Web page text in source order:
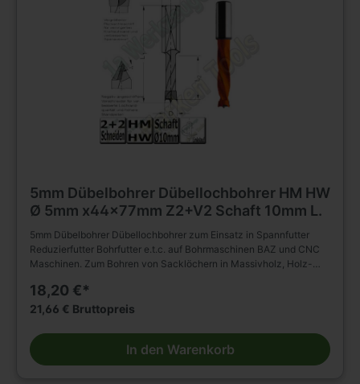
5mm Dübelbohrer Dübellochbohrer HM HW
Ø 5mm x44x77mm Z2+V2 Schaft 10mm L.
5mm Dübelbohrer Dübellochbohrer zum Einsatz in Spannfutter
Reduzierfutter Bohrfutter e.t.c. auf Bohrmaschinen BAZ und CNC
Maschinen. Zum Bohren von Sacklöchern in Massivholz, Holz-
HM Bohrer ) D=5mm L2=44mm L1=77mm Linkslauf Schaft
10x30mm ohne Rückenführung. Massiver Hartmetall Schneidkopf
Vorschneidern. Vergrößerter Rückenfreischliff. Spiralteil
kunststoffbeschichtet. Zylinderschaft mit Spannfläche und
Tiefeneinstellschraube. Zum Einsatz im Spannfutter,
18,20 €*
21,66 € Bruttopreis
In den Warenkorb